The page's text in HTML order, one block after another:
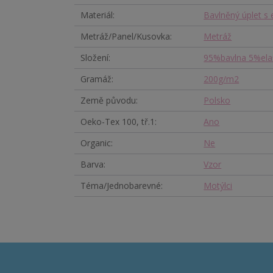
Materiál
Bavlněný úplet s
Metráž/Panel/Kusovka
Metráž
Složení
95%bavlna
Gramáž
200g/m2
Země původu
Polsko
Oeko-Tex 100, tř.1
Ano
Organic
Ne
Barva
Vzor
Téma/Jednobarevné
Motýlci